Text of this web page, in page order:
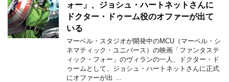
ォー」、ジョシュ・ハートネットさんに
ドクター・ドゥーム役のオファーが出て
いる
マーベル・スタジオが開発中のMCU（マーベル・シ
ネマティック・ユニバース）の映画「ファンタステ
ィック・フォー」のヴィランの一人、ドクター・ド
ゥームとして、ジョシュ・ハートネットさんに正式
にオファーが出 …